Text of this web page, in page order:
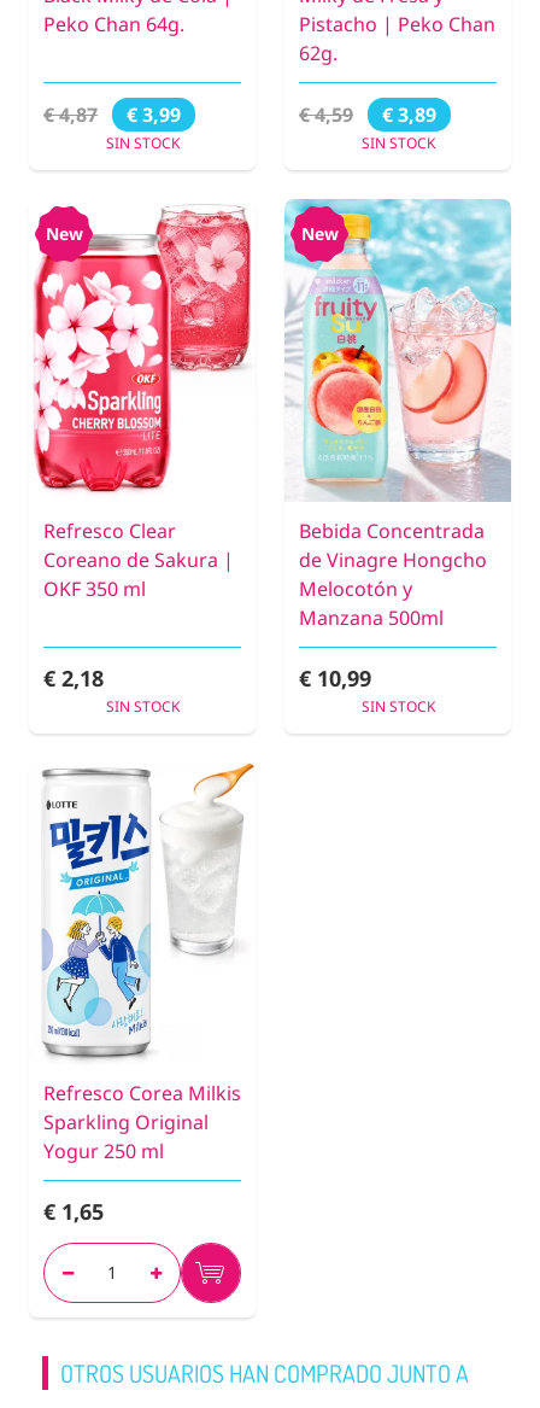
Peko Chan 64g.
€ 4,87 € 3,99
SIN STOCK
Pistacho | Peko Chan
62g.
€ 4,59 € 3,89
SIN STOCK
New
Refresco Clear
Coreano de Sakura |
OKF 350 ml
€ 2,18
SIN STOCK
New
Bebida Concentrada
de Vinagre Hongcho
Melocotón y
Manzana 500ml
€ 10,99
SIN STOCK
Refresco Corea Milkis
Sparkling Original
Yogur 250 ml
€ 1,65
OTROS USUARIOS HAN COMPRADO JUNTO A